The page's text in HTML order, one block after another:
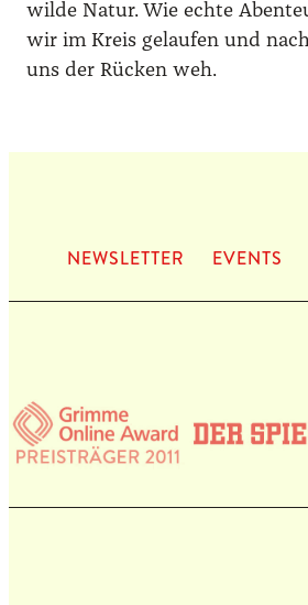
wilde Natur. Wie echte
wir im Kreis gelaufen und
uns der Rücken weh.
NEWS­LET­TER EVENTS